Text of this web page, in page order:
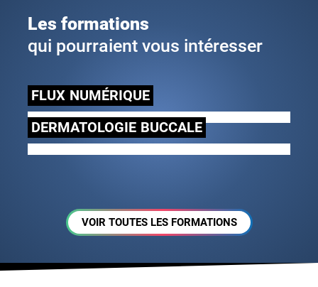
Les formations
qui pourraient vous intéresser
FLUX NUMÉRIQUE
DERMATOLOGIE BUCCALE
VOIR TOUTES LES FORMATIONS